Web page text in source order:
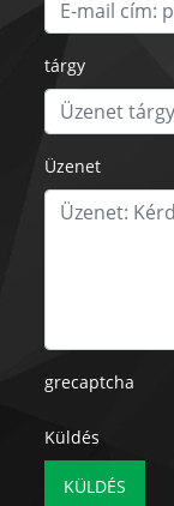
tárgy
Üzenet
grecaptcha
Küldés
KÜLDÉS